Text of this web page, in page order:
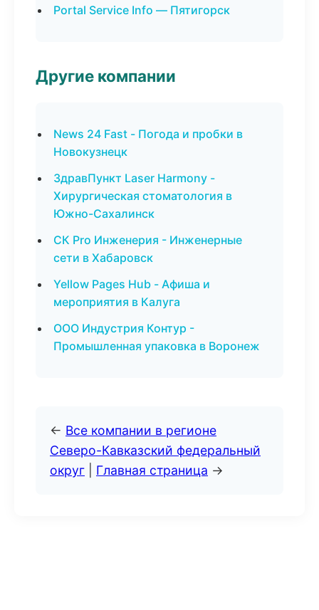
Portal Service Info — Пятигорск
Другие компании
News 24 Fast - Погода и пробки в
Новокузнецк
ЗдравПункт Laser Harmony -
Хирургическая стоматология в
Южно-Сахалинск
СК Pro Инженерия - Инженерные
сети в Хабаровск
Yellow Pages Hub - Афиша и
мероприятия в Калуга
ООО Индустрия Контур -
Промышленная упаковка в Воронеж
← Все компании в регионе
Северо-Кавказский федеральный
округ
Главная страница →